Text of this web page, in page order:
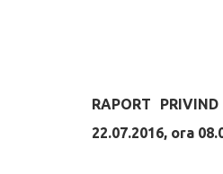
RAPORT
22.07.2016, ora